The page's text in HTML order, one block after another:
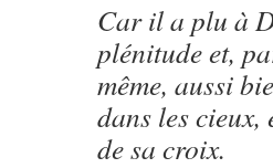
Car il a plu à
plénitude et,
même, aussi
dans les
de sa croix.